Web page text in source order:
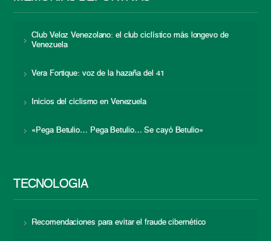
Club Veloz Venezolano: el club ciclístico más longevo de
Venezuela
Vera Fortique: voz de la hazaña del 41
Inicios del ciclismo en Venezuela
«Pega Betulio… Pega Betulio… Se cayó Betulio»
TECNOLOGÍA
Recomendaciones para evitar el fraude cibernético